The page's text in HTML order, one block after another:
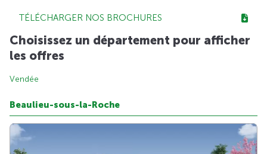
TÉLÉCHARGER NOS BROCHURES
Choisissez un département pour afficher
les offres
Vendée
Beaulieu-sous-la-Roche